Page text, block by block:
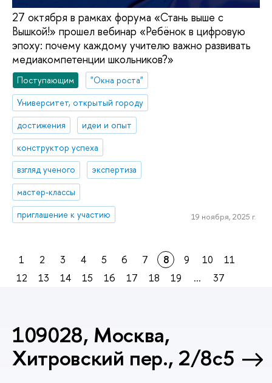
27 октября в рамках форума «Стань выше с
Вышкой!» прошел вебинар «Ребёнок в цифровую
эпоху: почему каждому учителю важно развивать
медиакомпетенции школьников?»
Поступающим
"Окна роста"
Университет, открытый городу
достижения
идеи и опыт
конструктор успеха
взгляд ученого
экспертиза
мастер-классы
приглашение к участию
19 ноября, 2025 г.
1 2 3 4 5 6 7 8 9 10
11
12
13 14 15 16 17 18 19 ... 37
109028, Москва,
Хитровский пер., 2/8с5